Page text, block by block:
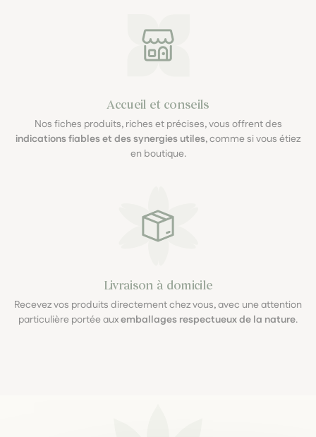
Accueil et conseils
Nos fiches produits, riches et précises, vous offrent des
indications fiables et des synergies utiles, comme si vous étiez
en boutique.
Livraison à domicile
Recevez vos produits directement chez vous, avec une attention
particulière portée auxemballages respectueux de la nature.